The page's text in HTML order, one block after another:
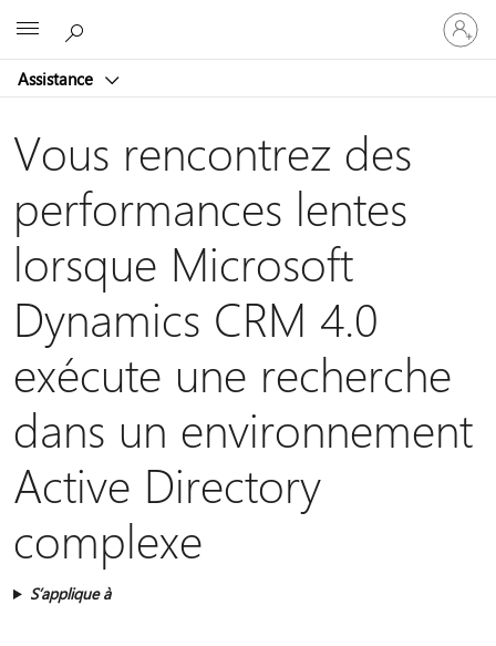
Assistance
vous
à
compte
Vous rencontrez des
performances lentes
lorsque Microsoft
Dynamics CRM 4.0
exécute une recherche
dans un environnement
Active Directory
complexe
S’applique à